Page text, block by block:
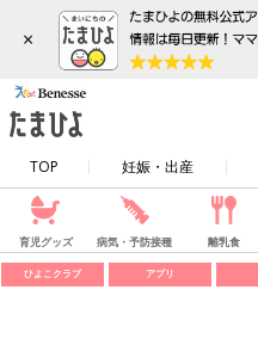
×
TOP 妊娠・出産
育児グッズ 病気・予防接種 離乳食
ひよこクラブ アプリ